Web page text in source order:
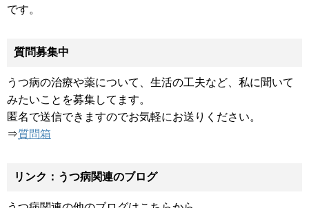
です。
質問募集中
うつ病の治療や薬について、生活の工夫など、私に聞いて
みたいことを募集してます。
匿名で送信できますのでお気軽にお送りください。
⇒質問箱
リンク：うつ病関連のブログ